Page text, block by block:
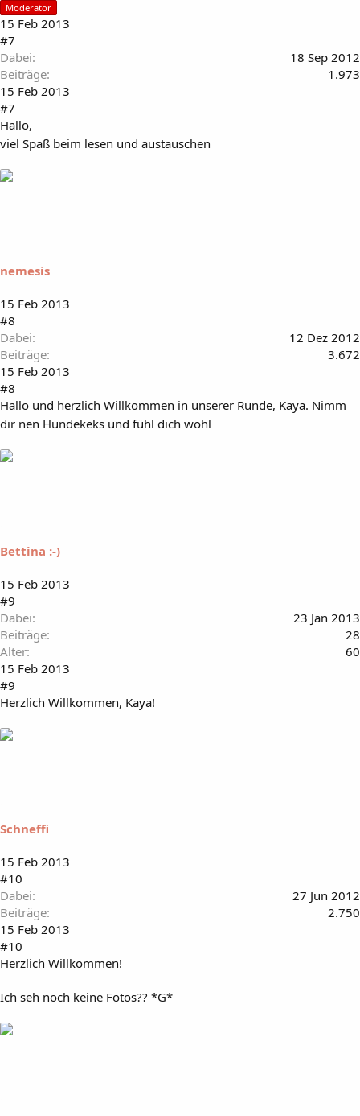
Moderator
15 Feb 2013
#7
Dabei
18 Sep 2012
Beiträge
1.973
15 Feb 2013
#7
Hallo,
viel Spaß beim lesen und austauschen
nemesis
15 Feb 2013
#8
Dabei
12 Dez 2012
Beiträge
3.672
15 Feb 2013
#8
Hallo und herzlich Willkommen in unserer Runde, Kaya. Nimm
dir nen Hundekeks und fühl dich wohl
Bettina :-)
15 Feb 2013
#9
Dabei
23 Jan 2013
Beiträge
28
Alter
60
15 Feb 2013
#9
Herzlich Willkommen, Kaya!
Schneffi
15 Feb 2013
#10
Dabei
27 Jun 2012
Beiträge
2.750
15 Feb 2013
#10
Herzlich Willkommen!
Ich seh noch keine Fotos?? *G*